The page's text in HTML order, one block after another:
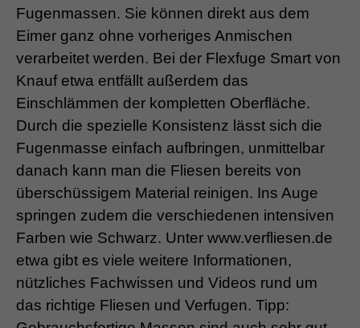
Fugenmassen. Sie können direkt aus dem
Eimer ganz ohne vorheriges Anmischen
verarbeitet werden. Bei der Flexfuge Smart von
Knauf etwa entfällt außerdem das
Einschlämmen der kompletten Oberfläche.
Durch die spezielle Konsistenz lässt sich die
Fugenmasse einfach aufbringen, unmittelbar
danach kann man die Fliesen bereits von
überschüssigem Material reinigen. Ins Auge
springen zudem die verschiedenen intensiven
Farben wie Schwarz. Unter www.verfliesen.de
etwa gibt es viele weitere Informationen,
nützliches Fachwissen und Videos rund um
das richtige Fliesen und Verfugen. Tipp: